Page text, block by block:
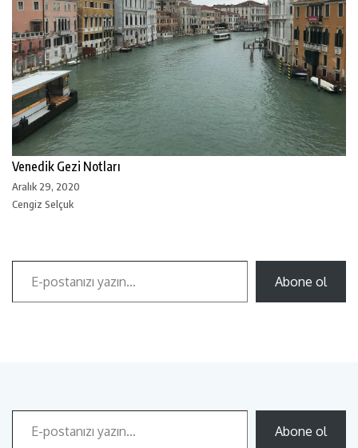
Venedik Gezi Notları
Aralık 29, 2020
Cengiz Selçuk
Abone ol
Abone ol